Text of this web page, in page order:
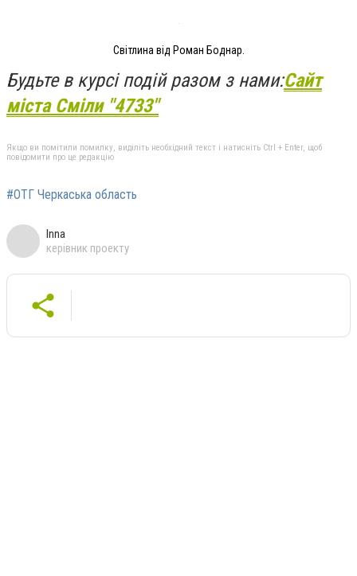
Світлина від Роман Боднар.
Будьте в курсі подій разом з нами:Сайт
міста Сміли "4733"
Якщо ви помітили помилку, виділіть необхідний текст і натисніть Ctrl + Enter, щоб
повідомити про це редакцію
#ОТГ Черкаська область
Inna
керівник проекту